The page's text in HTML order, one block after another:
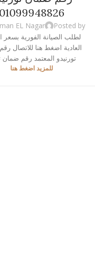
01099948826
Posted by
EL Nagar
لطلب الصيانة الفورية بسعر
العادية اضغط هنا للاتصال
تورنيدو المعتمد رقم ضمان
للمزيد اضغط هنا